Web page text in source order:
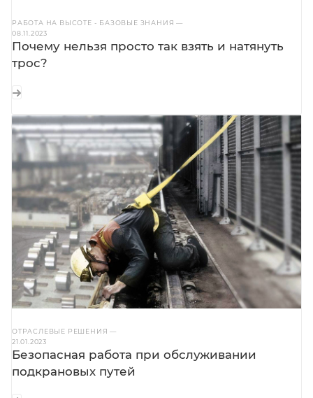
РАБОТА НА ВЫСОТЕ - БАЗОВЫЕ ЗНАНИЯ—
08.11.2023
Почему нельзя просто так взять и натянуть
трос?
ОТРАСЛЕВЫЕ РЕШЕНИЯ—
21.01.2023
Безопасная работа при обслуживании
подкрановых путей